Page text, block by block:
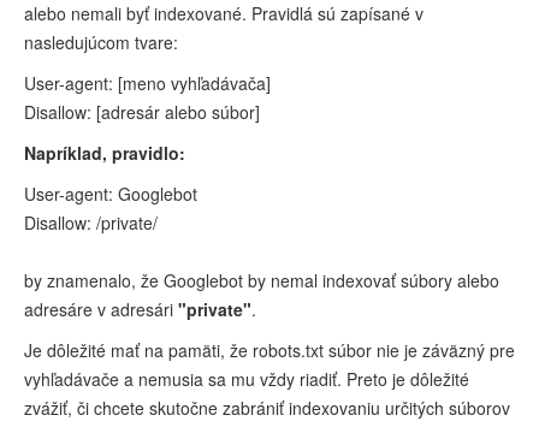
alebo nemali byť indexované. Pravidlá sú zapísané v
nasledujúcom tvare:
User-agent: [meno vyhľadávača]
Disallow: [adresár alebo súbor]
Napríklad, pravidlo:
User-agent: Googlebot
Disallow: /private/
by znamenalo, že Googlebot by nemal indexovať súbory alebo
adresáre v adresári "private".
Je dôležité mať na pamäti, že robots.txt súbor nie je záväzný pre
vyhľadávače a nemusia sa mu vždy riadiť. Preto je dôležité
zvážiť, či chcete skutočne zabrániť indexovaniu určitých súborov